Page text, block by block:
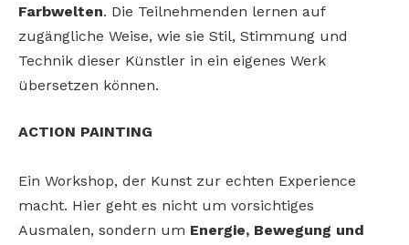
Farbwelten. Die Teilnehmenden lernen auf
zugängliche Weise, wie sie Stil, Stimmung und
Technik dieser Künstler in ein eigenes Werk
übersetzen können.
ACTION PAINTING
Ein Workshop, der Kunst zur echten Experience
macht. Hier geht es nicht um vorsichtiges
Ausmalen, sondern um Energie, Bewegung und